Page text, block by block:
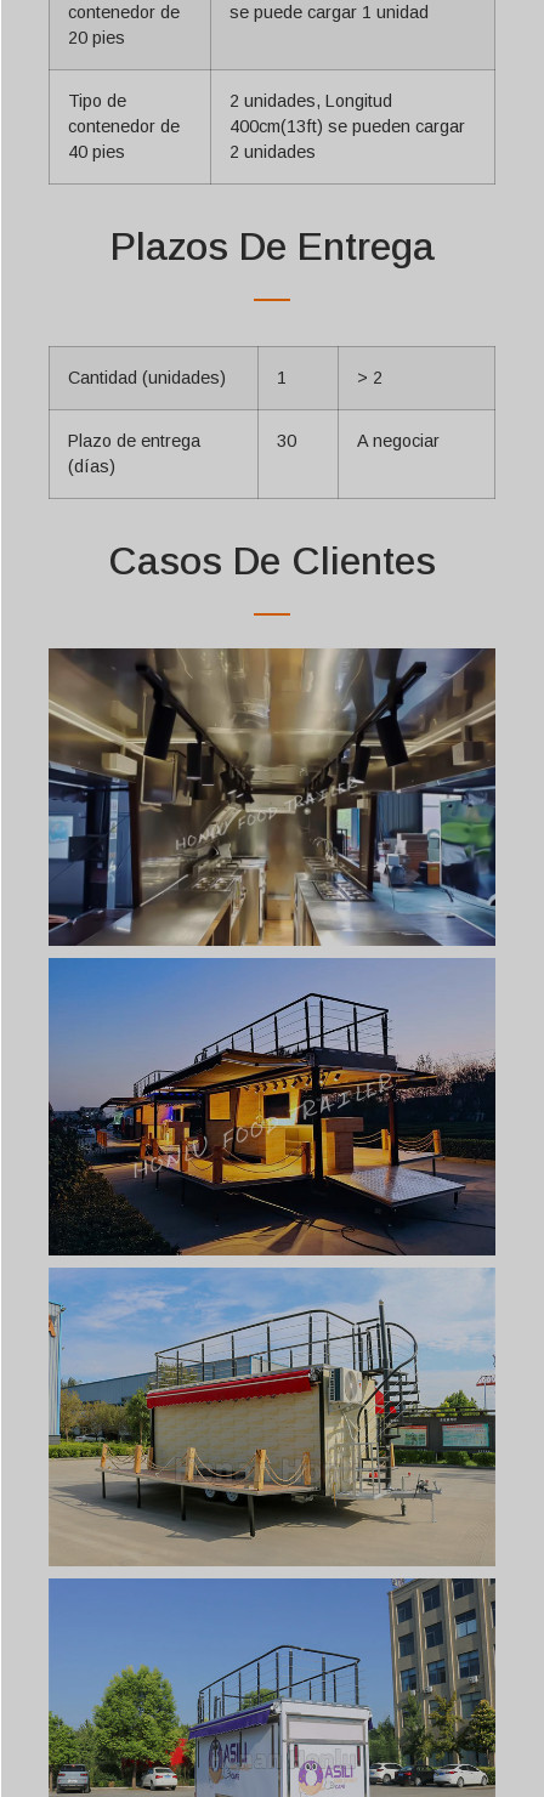
contenedor de
20 pies
se puede cargar 1 unidad
Tipo de
contenedor de
40 pies
2 unidades, Longitud
400cm(13ft) se pueden cargar
2 unidades
Plazos De Entrega
Cantidad (unidades) 1 > 2
Plazo de entrega
(días)
30 A negociar
Casos De Clientes